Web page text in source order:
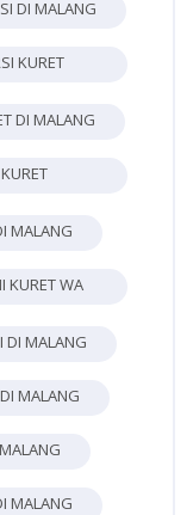
DI MALANG
KURET
DI MALANG
MALANG
KURET WA
DI MALANG
MALANG
MALANG